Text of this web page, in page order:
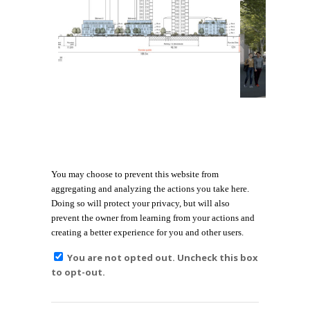
You may choose to prevent this website from
aggregating and analyzing the actions you take here.
Doing so will protect your privacy, but will also
prevent the owner from learning from your actions and
creating a better experience for you and other users.
You are not opted out. Uncheck this box
to opt-out.